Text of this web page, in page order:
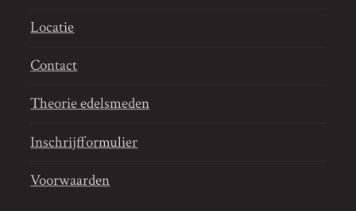
Locatie
Contact
Theorie edelsmeden
Inschrijfformulier
Voorwaarden